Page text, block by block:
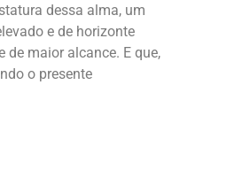
dessa alma, um
e de horizonte
de maior alcance. E que,
o presente